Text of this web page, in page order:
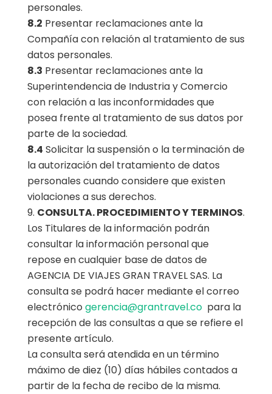
personales.
8.2 Presentar reclamaciones ante la
Compañía con relación al tratamiento de sus
datos personales.
8.3 Presentar reclamaciones ante la
Superintendencia de Industria y Comercio
con relación a las inconformidades que
posea frente al tratamiento de sus datos por
parte de la sociedad.
8.4 Solicitar la suspensión o la terminación de
la autorización del tratamiento de datos
personales cuando considere que existen
violaciones a sus derechos.
CONSULTA. PROCEDIMIENTO Y TERMINOS.
Los Titulares de la información podrán
consultar la información personal que
repose en cualquier base de datos de
AGENCIA DE VIAJES GRAN TRAVEL SAS. La
consulta se podrá hacer mediante el correo
electrónico gerencia@grantravel.copara la
recepción de las consultas a que se refiere el
presente artículo.
La consulta será atendida en un término
máximo de diez (10) días hábiles contados a
partir de la fecha de recibo de la misma.